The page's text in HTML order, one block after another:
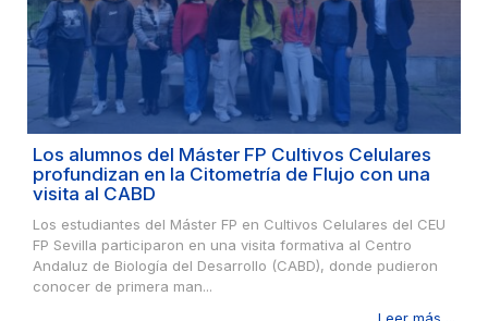
Los alumnos del Máster FP Cultivos Celulares
profundizan en la Citometría de Flujo con una
visita al CABD
Los estudiantes del Máster FP en Cultivos Celulares del CEU
FP Sevilla participaron en una visita formativa al Centro
Andaluz de Biología del Desarrollo (CABD), donde pudieron
conocer de primera man...